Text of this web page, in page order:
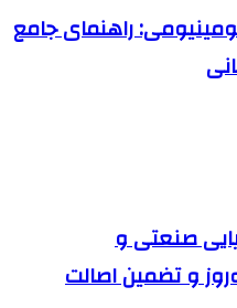
راهنمای جامع
صنعتی و
و تضمین اصالت